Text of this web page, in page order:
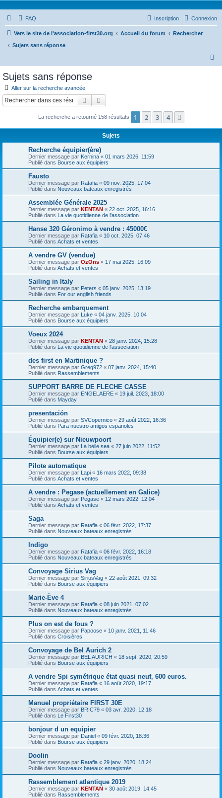
FAQ Connexion
Inscription
Vers le site de l'association-first30.org Accueil du forum
Rechercher
Sujets sans réponse
c
Sujets sans réponse
Aller sur la recherche avancée
Rechercher
La recherche a retourné 158 résultats 1 2 3 4
Sujets
Recherche équipier(ère)
Dernier message par Kernina « 01 mars 2026, 11:59
Publié dans Bourse aux équipiers
Fausto
Dernier message par Ratafia « 09 nov. 2025, 17:04
Publié dans Nouveaux bateaux enregistrés
Assemblée Générale 2025
Dernier message par KENTAN « 22 oct. 2025, 16:16
Publié dans La vie quotidienne de l'association
Hanse 320 Géronimo à vendre : 45000€
Dernier message par Ratafia « 10 oct. 2025, 07:46
Publié dans Achats et ventes
A vendre GV (vendue)
Dernier message par OzOns « 17 mai 2025, 16:09
Publié dans Achats et ventes
Sailing in Italy
Dernier message par Peters « 05 janv. 2025, 13:19
Publié dans For our english friends
Recherche embarquement
Dernier message par Luke « 04 janv. 2025, 10:04
Publié dans Bourse aux équipiers
Voeux 2024
Dernier message par KENTAN « 28 janv. 2024, 15:28
Publié dans La vie quotidienne de l'association
des first en Martinique ?
Dernier message par Greg972 « 07 janv. 2024, 15:40
Publié dans Rassemblements
SUPPORT BARRE DE FLECHE CASSE
Dernier message par ENGELAERE « 19 juil. 2023, 18:00
Publié dans Mayday
presentación
Dernier message par SVCopernico « 29 août 2022, 16:36
Publié dans Para nuestro amigos espanoles
Équipier(e) sur Nieuwpoort
Dernier message par La belle sea « 27 juin 2022, 11:52
Publié dans Bourse aux équipiers
Pilote automatique
Dernier message par Lapi « 16 mars 2022, 09:38
Publié dans Achats et ventes
A vendre : Pegase (actuellement en Galice)
Dernier message par Pegase « 12 mars 2022, 12:04
Publié dans Achats et ventes
Saga
Dernier message par Ratafia « 06 févr. 2022, 17:37
Publié dans Nouveaux bateaux enregistrés
Indigo
Dernier message par Ratafia « 06 févr. 2022, 16:18
Publié dans Nouveaux bateaux enregistrés
Convoyage Sirius Vag
Dernier message par SiriusVag « 22 août 2021, 09:32
Publié dans Bourse aux équipiers
Marie-Ève 4
Dernier message par Ratafia « 08 juin 2021, 07:02
Publié dans Nouveaux bateaux enregistrés
Plus on est de fous ?
Dernier message par Papoose « 10 janv. 2021, 11:46
Publié dans Croisières
Convoyage de Bel Aurich 2
Dernier message par BEL AURICH « 18 sept. 2020, 20:59
Publié dans Bourse aux équipiers
A vendre Spi symétrique état quasi neuf, 600 euros.
Dernier message par Ratafia « 16 août 2020, 19:17
Publié dans Achats et ventes
Manuel propriétaire FIRST 30E
Dernier message par BRIC79 « 03 avr. 2020, 12:18
Publié dans Le First30
bonjour d un equipier
Dernier message par Daniel « 09 févr. 2020, 18:36
Publié dans Bourse aux équipiers
Doolin
Dernier message par Ratafia « 29 janv. 2020, 18:24
Publié dans Nouveaux bateaux enregistrés
Rassemblement atlantique 2019
Dernier message par KENTAN « 30 août 2019, 14:45
Publié dans Rassemblements